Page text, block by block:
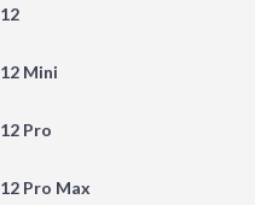
Mini
Pro
Pro Max